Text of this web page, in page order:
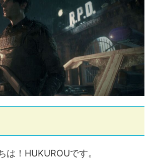
は！HUKUROUです。